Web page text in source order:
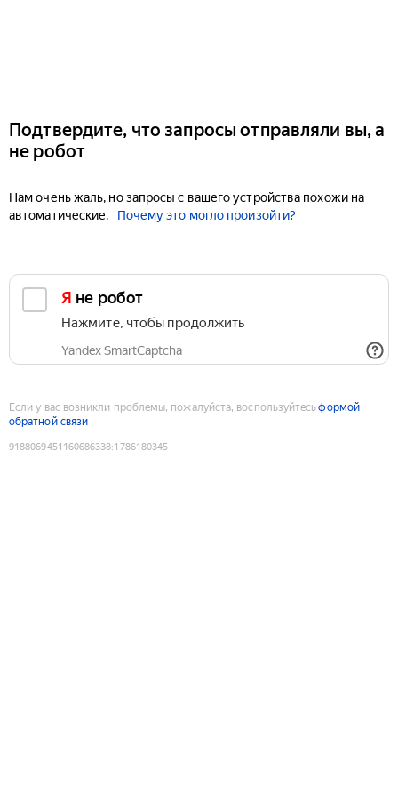
Подтвердите, что запросы отправляли вы, а
не робот
Нам очень жаль, но запросы с вашего устройства похожи на
автоматические.
Почему это могло произойти?
Я не робот
Нажмите, чтобы продолжить
Yandex SmartCaptcha
Если у вас возникли проблемы, пожалуйста, воспользуйтесьформой
обратной связи
9188069451160686338:1786180345